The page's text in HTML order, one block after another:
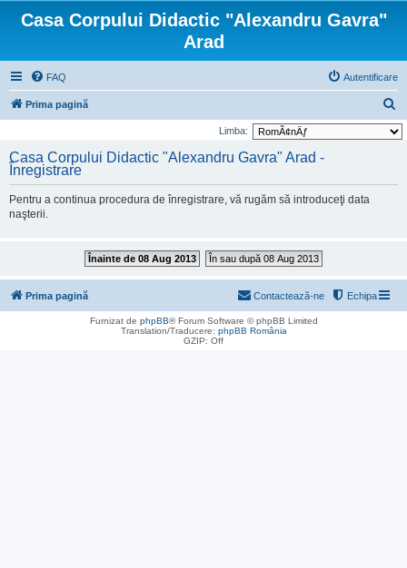
Casa Corpului Didactic "Alexandru Gavra"
Arad
FAQ Autentificare
Prima pagină
ă
Limba:
Casa Corpului Didactic "Alexandru Gavra" Arad -
Înregistrare
Pentru a continua procedura de înregistrare, vă rugăm să introduceţi data
naşterii.
Înainte de 08 Aug 2013 În sau după 08 Aug 2013
Prima pagină Echipa
Contactează-ne
Furnizat de phpBB® Forum Software © phpBB Limited
Translation/Traducere: phpBB România
GZIP: Off